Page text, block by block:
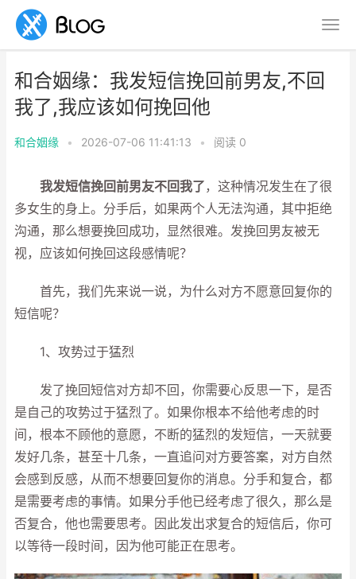
和合姻缘：我发短信挽回前男友,不回
我了,我应该如何挽回他
和合姻缘 • 2026-07-06 11:41:13 • 阅读 0
我发短信挽回前男友不回我了，这种情况发生在了很
多女生的身上。分手后，如果两个人无法沟通，其中拒绝
沟通，那么想要挽回成功，显然很难。发挽回男友被无
视，应该如何挽回这段感情呢？
首先，我们先来说一说，为什么对方不愿意回复你的
短信呢？
1、攻势过于猛烈
发了挽回短信对方却不回，你需要心反思一下，是否
是自己的攻势过于猛烈了。如果你根本不给他考虑的时
间，根本不顾他的意愿，不断的猛烈的发短信，一天就要
发好几条，甚至十几条，一直追问对方要答案，对方自然
会感到反感，从而不想要回复你的消息。分手和复合，都
是需要考虑的事情。如果分手他已经考虑了很久，那么是
否复合，他也需要思考。因此发出求复合的短信后，你可
以等待一段时间，因为他可能正在思考。